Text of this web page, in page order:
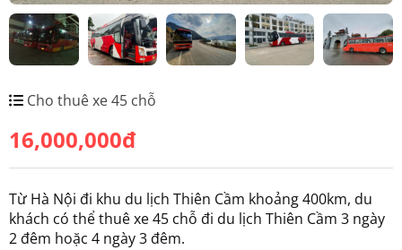
Cho thuê xe 45 chỗ
16,000,000đ
Từ Hà Nội đi khu du lịch Thiên Cầm khoảng 400km, du
khách có thể thuê xe 45 chỗ đi du lịch Thiên Cầm 3 ngày
2 đêm hoặc 4 ngày 3 đêm.